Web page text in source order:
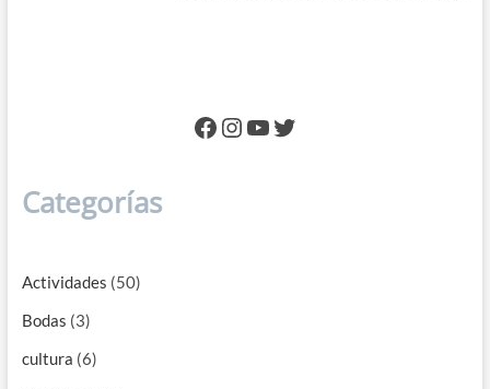
Facebook
Instagram
YouTube
Twitter
Categorías
Actividades (50)
Bodas (3)
cultura (6)